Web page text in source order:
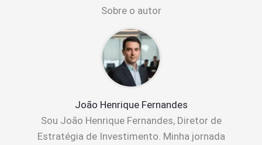
Sobre o autor
João Henrique Fernandes
Sou João Henrique Fernandes, Diretor de
Estratégia de Investimento. Minha jornada